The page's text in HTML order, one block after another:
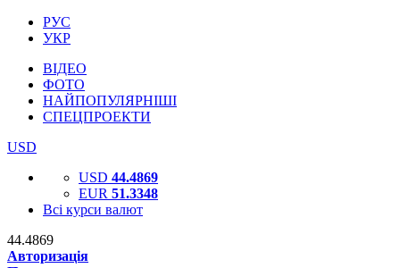
РУС
УКР
ВІДЕО
ФОТО
НАЙПОПУЛЯРНІШІ
СПЕЦПРОЕКТИ
USD
USD 44.4869
EUR 51.3348
Всі курси валют
44.4869
Авторизація